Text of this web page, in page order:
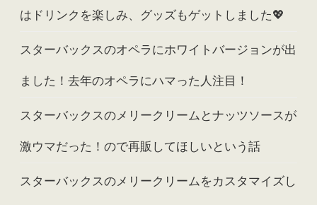
はドリンクを楽しみ、グッズもゲットしました💖
スターバックスのオペラにホワイトバージョンが出
ました！去年のオペラにハマった人注目！
スターバックスのメリークリームとナッツソースが
激ウマだった！ので再販してほしいという話
スターバックスのメリークリームをカスタマイズし